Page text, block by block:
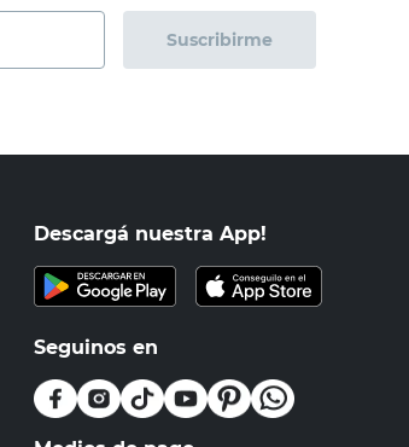
Suscribirme
Descargá nuestra App!
Seguinos en